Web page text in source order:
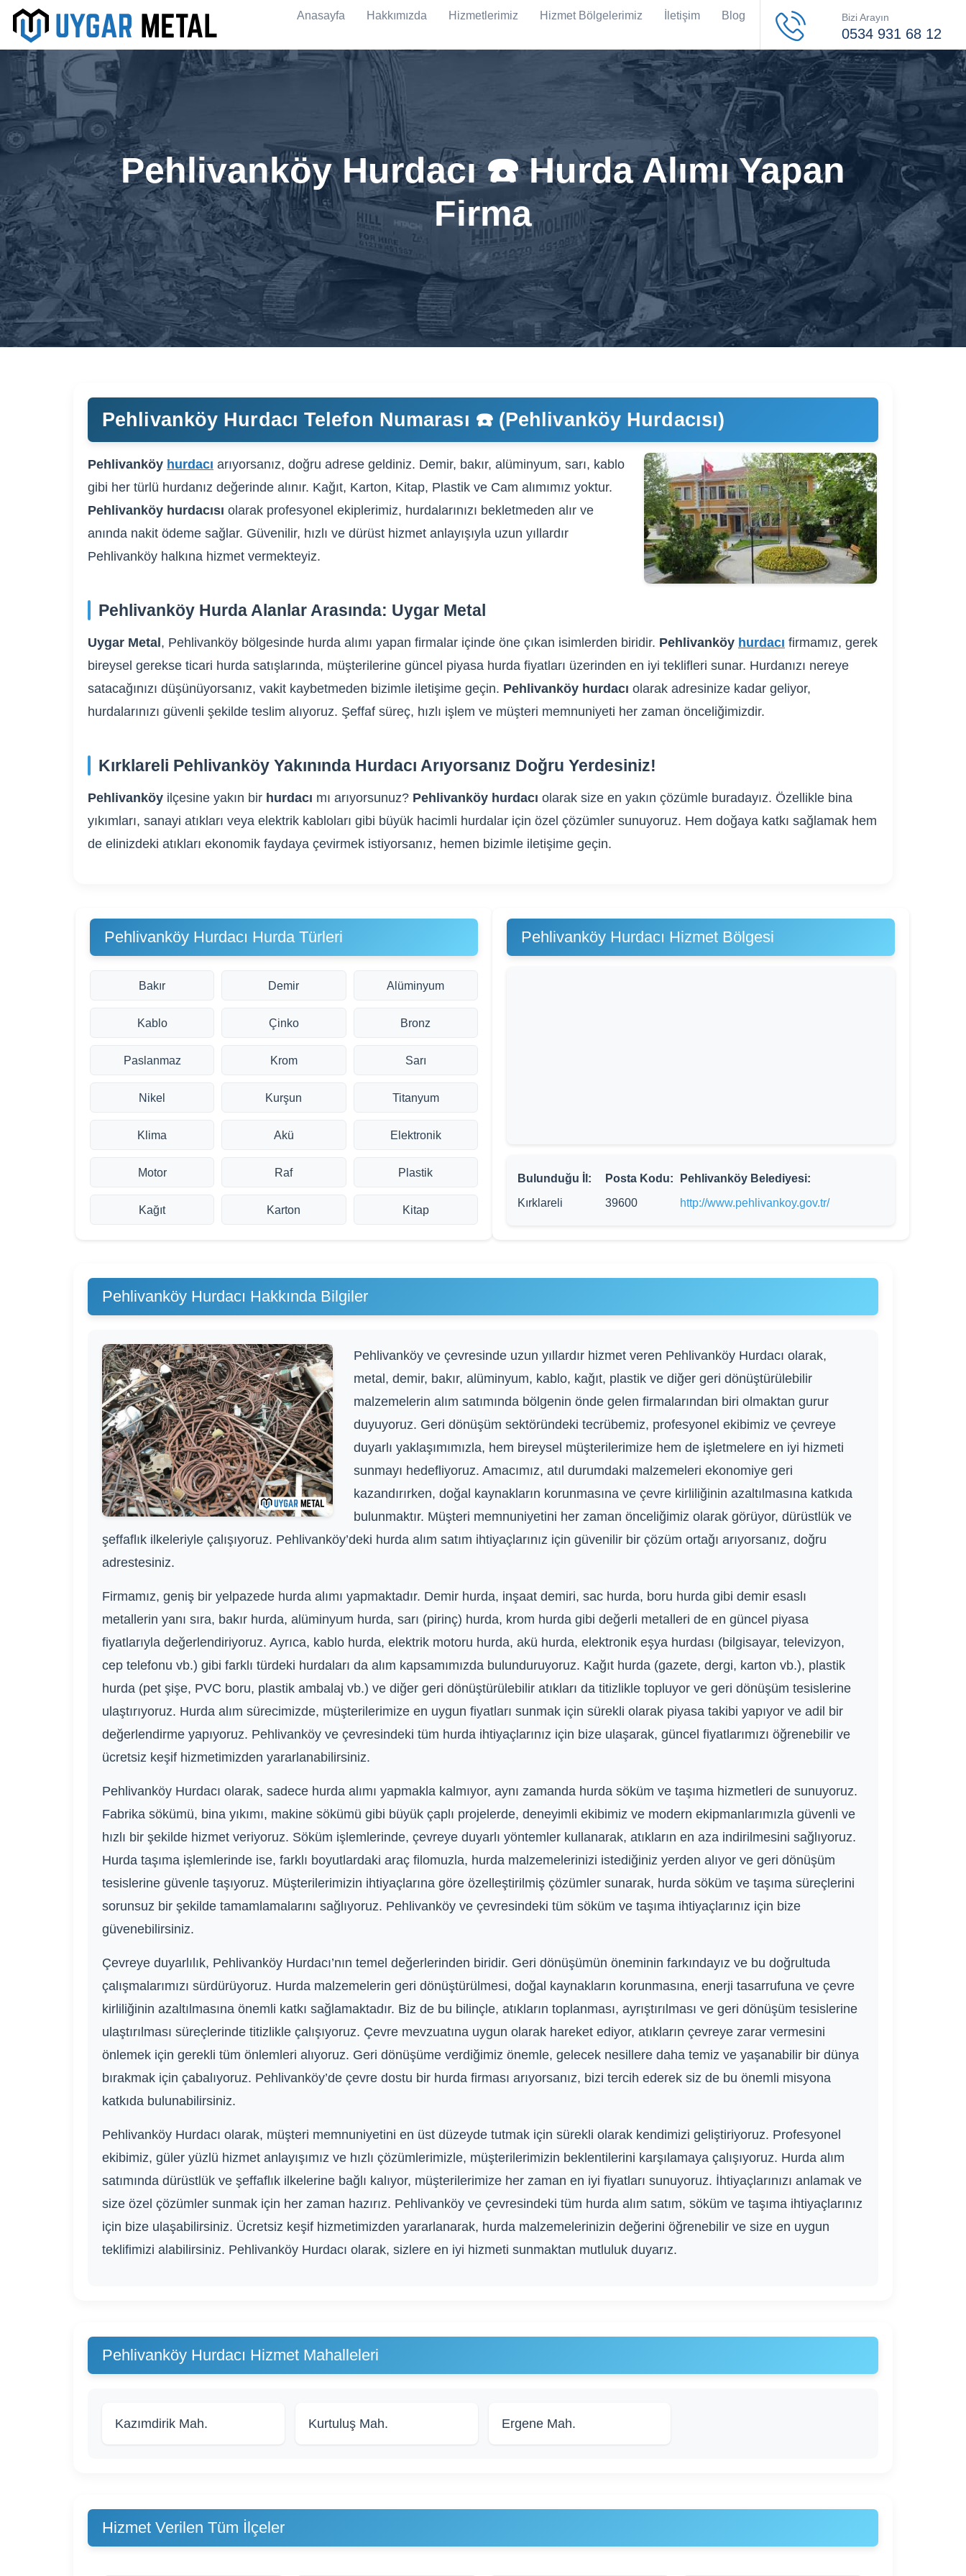
Anasayfa Hakkımızda Hizmetlerimiz Hizmet Bölgelerimiz İletişim Blog Bizi Arayın
0534 931 68 12
Pehlivanköy Hurdacı ☎️ Hurda Alımı Yapan
Firma
Pehlivanköy Hurdacı Telefon Numarası ☎️ (Pehlivanköy Hurdacısı)
Pehlivanköy hurdacı arıyorsanız, doğru adrese geldiniz. Demir, bakır, alüminyum, sarı, kablo
gibi her türlü hurdanız değerinde alınır. Kağıt, Karton, Kitap, Plastik ve Cam alımımız yoktur.
Pehlivanköy hurdacısı olarak profesyonel ekiplerimiz, hurdalarınızı bekletmeden alır ve
anında nakit ödeme sağlar. Güvenilir, hızlı ve dürüst hizmet anlayışıyla uzun yıllardır
Pehlivanköy halkına hizmet vermekteyiz.
Pehlivanköy Hurda Alanlar Arasında: Uygar Metal
Uygar Metal , Pehlivanköy bölgesinde hurda alımı yapan firmalar içinde öne çıkan isimlerden biridir. Pehlivanköy hurdacı firmamız, gerek
bireysel gerekse ticari hurda satışlarında, müşterilerine güncel piyasa hurda fiyatları üzerinden en iyi teklifleri sunar. Hurdanızı nereye
satacağınızı düşünüyorsanız, vakit kaybetmeden bizimle iletişime geçin. Pehlivanköy hurdacı olarak adresinize kadar geliyor,
hurdalarınızı güvenli şekilde teslim alıyoruz. Şeffaf süreç, hızlı işlem ve müşteri memnuniyeti her zaman önceliğimizdir.
Kırklareli Pehlivanköy Yakınında Hurdacı Arıyorsanız Doğru Yerdesiniz!
Pehlivanköy ilçesine yakın bir hurdacı mı arıyorsunuz? Pehlivanköy hurdacı olarak size en yakın çözümle buradayız. Özellikle bina
yıkımları, sanayi atıkları veya elektrik kabloları gibi büyük hacimli hurdalar için özel çözümler sunuyoruz. Hem doğaya katkı sağlamak hem
de elinizdeki atıkları ekonomik faydaya çevirmek istiyorsanız, hemen bizimle iletişime geçin.
Pehlivanköy Hurdacı Hurda Türleri
Bakır Demir Alüminyum
Kablo Çinko Bronz
Paslanmaz Krom Sarı
Nikel Kurşun Titanyum
Klima Akü Elektronik
Motor Raf Plastik
Kağıt Karton Kitap
Pehlivanköy Hurdacı Hizmet Bölgesi
Bulunduğu İl:
Kırklareli
Posta Kodu:
39600
Pehlivanköy Belediyesi:
http://www.pehlivankoy.gov.tr/
Pehlivanköy Hurdacı Hakkında Bilgiler
Pehlivanköy ve çevresinde uzun yıllardır hizmet veren Pehlivanköy Hurdacı olarak,
metal, demir, bakır, alüminyum, kablo, kağıt, plastik ve diğer geri dönüştürülebilir
malzemelerin alım satımında bölgenin önde gelen firmalarından biri olmaktan gurur
duyuyoruz. Geri dönüşüm sektöründeki tecrübemiz, profesyonel ekibimiz ve çevreye
duyarlı yaklaşımımızla, hem bireysel müşterilerimize hem de işletmelere en iyi hizmeti
sunmayı hedefliyoruz. Amacımız, atıl durumdaki malzemeleri ekonomiye geri
kazandırırken, doğal kaynakların korunmasına ve çevre kirliliğinin azaltılmasına katkıda
bulunmaktır. Müşteri memnuniyetini her zaman önceliğimiz olarak görüyor, dürüstlük ve
şeffaflık ilkeleriyle çalışıyoruz. Pehlivanköy’deki hurda alım satım ihtiyaçlarınız için güvenilir bir çözüm ortağı arıyorsanız, doğru
adrestesiniz.
Firmamız, geniş bir yelpazede hurda alımı yapmaktadır. Demir hurda, inşaat demiri, sac hurda, boru hurda gibi demir esaslı
metallerin yanı sıra, bakır hurda, alüminyum hurda, sarı (pirinç) hurda, krom hurda gibi değerli metalleri de en güncel piyasa
fiyatlarıyla değerlendiriyoruz. Ayrıca, kablo hurda, elektrik motoru hurda, akü hurda, elektronik eşya hurdası (bilgisayar, televizyon,
cep telefonu vb.) gibi farklı türdeki hurdaları da alım kapsamımızda bulunduruyoruz. Kağıt hurda (gazete, dergi, karton vb.), plastik
hurda (pet şişe, PVC boru, plastik ambalaj vb.) ve diğer geri dönüştürülebilir atıkları da titizlikle topluyor ve geri dönüşüm tesislerine
ulaştırıyoruz. Hurda alım sürecimizde, müşterilerimize en uygun fiyatları sunmak için sürekli olarak piyasa takibi yapıyor ve adil bir
değerlendirme yapıyoruz. Pehlivanköy ve çevresindeki tüm hurda ihtiyaçlarınız için bize ulaşarak, güncel fiyatlarımızı öğrenebilir ve
ücretsiz keşif hizmetimizden yararlanabilirsiniz.
Pehlivanköy Hurdacı olarak, sadece hurda alımı yapmakla kalmıyor, aynı zamanda hurda söküm ve taşıma hizmetleri de sunuyoruz.
Fabrika sökümü, bina yıkımı, makine sökümü gibi büyük çaplı projelerde, deneyimli ekibimiz ve modern ekipmanlarımızla güvenli ve
hızlı bir şekilde hizmet veriyoruz. Söküm işlemlerinde, çevreye duyarlı yöntemler kullanarak, atıkların en aza indirilmesini sağlıyoruz.
Hurda taşıma işlemlerinde ise, farklı boyutlardaki araç filomuzla, hurda malzemelerinizi istediğiniz yerden alıyor ve geri dönüşüm
tesislerine güvenle taşıyoruz. Müşterilerimizin ihtiyaçlarına göre özelleştirilmiş çözümler sunarak, hurda söküm ve taşıma süreçlerini
sorunsuz bir şekilde tamamlamalarını sağlıyoruz. Pehlivanköy ve çevresindeki tüm söküm ve taşıma ihtiyaçlarınız için bize
güvenebilirsiniz.
Çevreye duyarlılık, Pehlivanköy Hurdacı’nın temel değerlerinden biridir. Geri dönüşümün öneminin farkındayız ve bu doğrultuda
çalışmalarımızı sürdürüyoruz. Hurda malzemelerin geri dönüştürülmesi, doğal kaynakların korunmasına, enerji tasarrufuna ve çevre
kirliliğinin azaltılmasına önemli katkı sağlamaktadır. Biz de bu bilinçle, atıkların toplanması, ayrıştırılması ve geri dönüşüm tesislerine
ulaştırılması süreçlerinde titizlikle çalışıyoruz. Çevre mevzuatına uygun olarak hareket ediyor, atıkların çevreye zarar vermesini
önlemek için gerekli tüm önlemleri alıyoruz. Geri dönüşüme verdiğimiz önemle, gelecek nesillere daha temiz ve yaşanabilir bir dünya
bırakmak için çabalıyoruz. Pehlivanköy’de çevre dostu bir hurda firması arıyorsanız, bizi tercih ederek siz de bu önemli misyona
katkıda bulunabilirsiniz.
Pehlivanköy Hurdacı olarak, müşteri memnuniyetini en üst düzeyde tutmak için sürekli olarak kendimizi geliştiriyoruz. Profesyonel
ekibimiz, güler yüzlü hizmet anlayışımız ve hızlı çözümlerimizle, müşterilerimizin beklentilerini karşılamaya çalışıyoruz. Hurda alım
satımında dürüstlük ve şeffaflık ilkelerine bağlı kalıyor, müşterilerimize her zaman en iyi fiyatları sunuyoruz. İhtiyaçlarınızı anlamak ve
size özel çözümler sunmak için her zaman hazırız. Pehlivanköy ve çevresindeki tüm hurda alım satım, söküm ve taşıma ihtiyaçlarınız
için bize ulaşabilirsiniz. Ücretsiz keşif hizmetimizden yararlanarak, hurda malzemelerinizin değerini öğrenebilir ve size en uygun
teklifimizi alabilirsiniz. Pehlivanköy Hurdacı olarak, sizlere en iyi hizmeti sunmaktan mutluluk duyarız.
Pehlivanköy Hurdacı Hizmet Mahalleleri
Kazımdirik Mah. Kurtuluş Mah. Ergene Mah.
Hizmet Verilen Tüm İlçeler